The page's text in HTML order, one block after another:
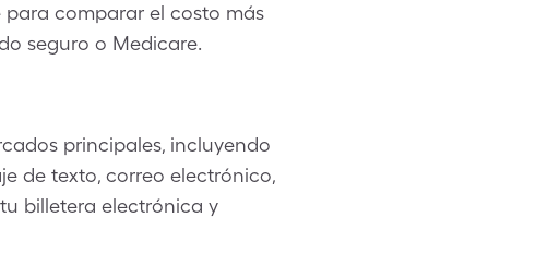
para comparar el costo más
seguro o Medicare.
principales, incluyendo
de texto, correo electrónico,
billetera electrónica y